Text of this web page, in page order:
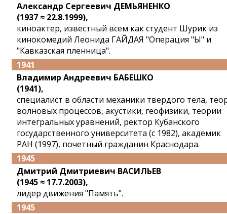
Александр Сергеевич ДЕМЬЯНЕНКО
(1937 ≈ 22.8.1999),
киноактер, известный всем как студент Шурик из
кинокомедий Леонида ГАЙДАЯ "Операция "Ы" и
"Кавказская пленница".
1941
Владимир Андреевич БАБЕШКО
(1941),
специалист в области механики твердого тела,
волновых процессов, акустики, геофизики, теории
интегральных уравнений, ректор Кубанского
государственного университета (с 1982), академик
РАН (1997), почетный гражданин Краснодара.
1945
Дмитрий Дмитриевич ВАСИЛЬЕВ
(1945 ≈ 17.7.2003),
лидер движения "Память".
1945